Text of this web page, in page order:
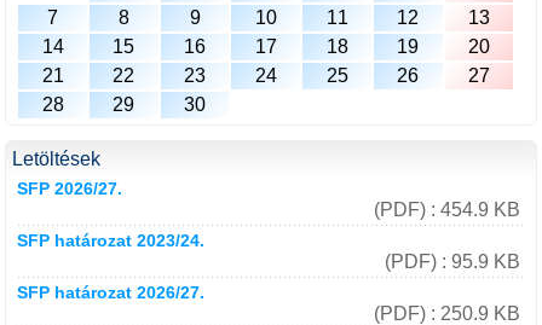
7
8 9 10 11 12
13
14
15 16 17 18 19
20
21
22 23 24 25 26
27
28
29 30
Letöltések
SFP 2026/27.
(PDF) : 454.9 KB
SFP határozat 2023/24.
(PDF) : 95.9 KB
SFP határozat 2026/27.
(PDF) : 250.9 KB